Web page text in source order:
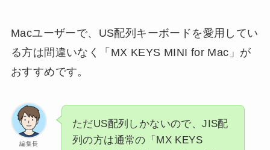
Macユーザーで、US配列キーボードを愛用してい
る方は間違いなく「MX KEYS MINI for Mac」が
おすすめです。
編集長
ただUS配列しかないので、JIS配
列の方は通常の「MX KEYS